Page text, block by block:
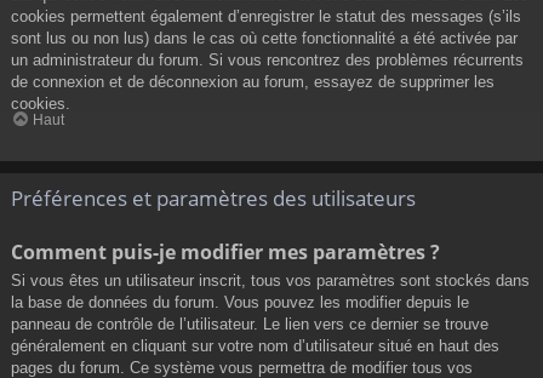
cookies permettent également d’enregistrer le statut des messages (s’ils
sont lus ou non lus) dans le cas où cette fonctionnalité a été activée par
un administrateur du forum. Si vous rencontrez des problèmes récurrents
de connexion et de déconnexion au forum, essayez de supprimer les
cookies.
Haut
Préférences et paramètres des utilisateurs
Comment puis-je modifier mes paramètres ?
Si vous êtes un utilisateur inscrit, tous vos paramètres sont stockés dans
la base de données du forum. Vous pouvez les modifier depuis le
panneau de contrôle de l’utilisateur. Le lien vers ce dernier se trouve
généralement en cliquant sur votre nom d’utilisateur situé en haut des
pages du forum. Ce système vous permettra de modifier tous vos